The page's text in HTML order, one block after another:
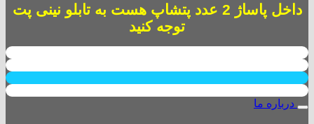
داخل پاساژ 2 عدد پتشاپ هست به تابلو نینی پت
توجه کنید
درباره ما